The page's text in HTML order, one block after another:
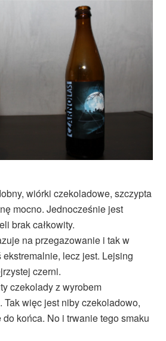
wiórki czekoladowe, szczypta
mocno. Jednocześnie jest
brak całkowity.
na przegazowanie i tak w
lecz jest. Lejsing
czerni.
czekolady z wyrobem
więc jest niby czekoladowo,
do końca. No i trwanie tego smaku